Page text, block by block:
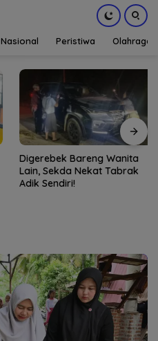
Nasional Peristiwa Olahraga
Digerebek Bareng Wanita
Lain, Sekda Nekat Tabrak
Adik Sendiri!